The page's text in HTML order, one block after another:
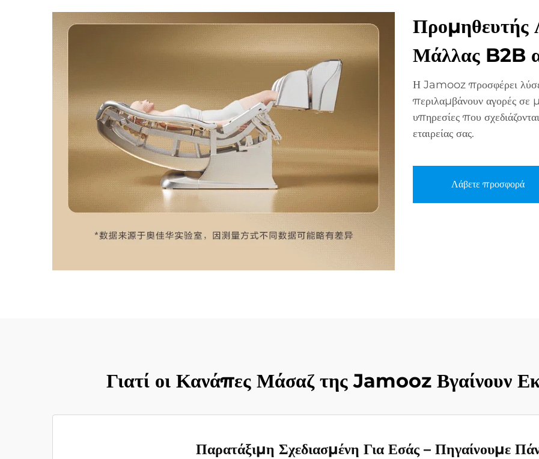
Προμηθευτής
Μάλλας B2B
Η Jamooz προσφέρει
περιλαμβάνουν αγορές
υπηρεσίες που
εταιρείας σας.
Λάβετε προσφορά
Γιατί οι Κανάπες Μάσαζ της Jamooz Βγαίνουν
Παρατάξιμη Σχεδιασμένη Για Εσάς – Πηγαίνουμε